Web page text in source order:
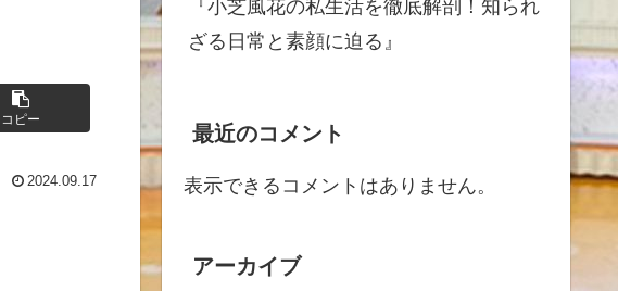
コピー
2024.09.17
『小芝風花の私生活を徹底解剖！知られ
ざる日常と素顔に迫る』
最近のコメント
表示できるコメントはありません。
アーカイブ